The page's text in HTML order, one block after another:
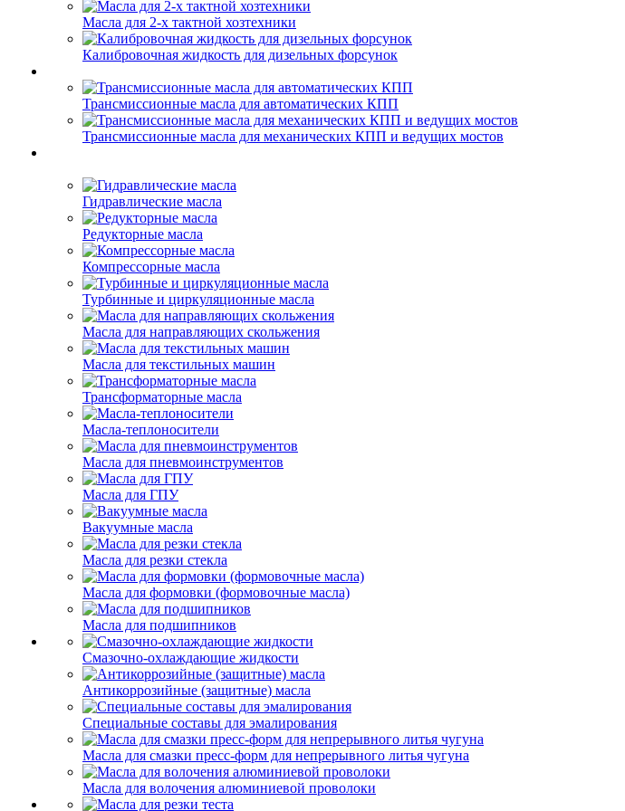
Масла для 2-х тактной хозтехники
Калибровочная жидкость для дизельных форсунок
Трансмиссионные масла для автоматических КПП
Трансмиссионные масла для механических КПП и ведущих мостов
Гидравлические масла
Редукторные масла
Компрессорные масла
Турбинные и циркуляционные масла
Масла для направляющих скольжения
Масла для текстильных машин
Трансформаторные масла
Масла-теплоносители
Масла для пневмоинструментов
Масла для ГПУ
Вакуумные масла
Масла для резки стекла
Масла для формовки (формовочные масла)
Масла для подшипников
Смазочно-охлаждающие жидкости
Антикоррозийные (защитные) масла
Специальные составы для эмалирования
Масла для смазки пресс-форм для непрерывного литья чугуна
Масла для волочения алюминиевой проволоки